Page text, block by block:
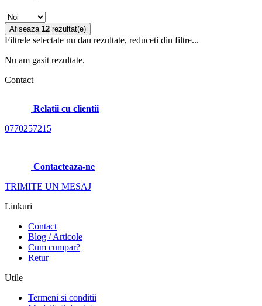
Afiseaza 12 rezultat(e)
Filtrele selectate nu dau rezultate, reduceti din filtre...
Nu am gasit rezultate.
Contact
Relatii cu clientii
0770257215
Contacteaza-ne
TRIMITE UN MESAJ
Linkuri
Contact
Blog / Articole
Cum cumpar?
Retur
Utile
Termeni si conditii